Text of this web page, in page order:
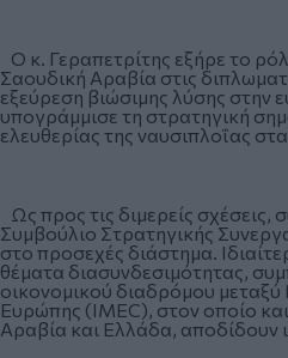
Ο κ. Γεραπετρίτης εξήρε το
Σαουδική Αραβία στις
εξεύρεση βιώσιμης λύσης στην
υπογράμμισε τη στρατηγική
ελευθερίας της ναυσιπλοΐας
Ως προς τις διμερείς
Συμβούλιο Στρατηγικής
στο προσεχές διάστημα.
θέματα διασυνδεσιμότητας,
οικονομικού διαδρόμου μεταξύ
Ευρώπης (IMEC), στον οποίο
Αραβία και Ελλάδα, αποδίδουν